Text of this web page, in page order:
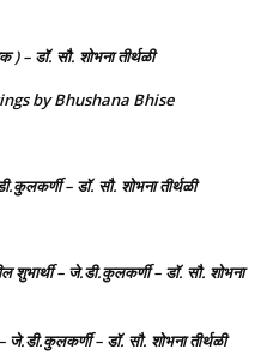
) – डॉ. सौ. शोभना तीर्थळी
by Bhushana Bhise
– डॉ. सौ. शोभना तीर्थळी
शुभार्थी – जे.डी.कुलकर्णी – डॉ. सौ. शोभना
जे.डी.कुलकर्णी – डॉ. सौ. शोभना तीर्थळी